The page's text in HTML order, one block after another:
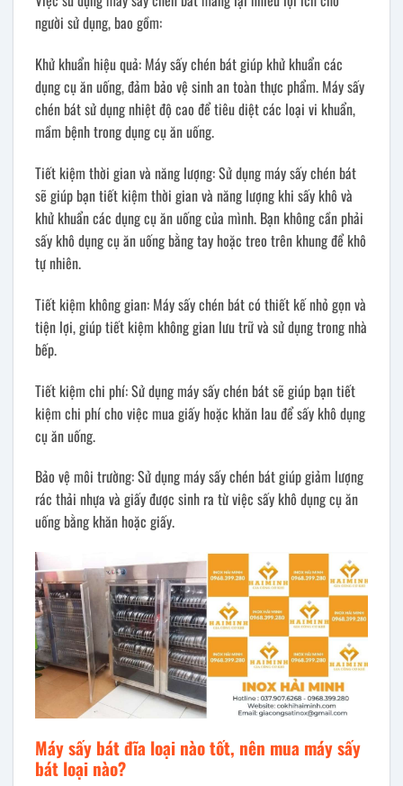
người sử dụng, bao gồm:
Khử khuẩn hiệu quả: Máy sấy chén bát giúp khử khuẩn các
dụng cụ ăn uống, đảm bảo vệ sinh an toàn thực phẩm. Máy sấy
chén bát sử dụng nhiệt độ cao để tiêu diệt các loại vi khuẩn,
mầm bệnh trong dụng cụ ăn uống.
Tiết kiệm thời gian và năng lượng: Sử dụng máy sấy chén bát
sẽ giúp bạn tiết kiệm thời gian và năng lượng khi sấy khô và
khử khuẩn các dụng cụ ăn uống của mình. Bạn không cần phải
sấy khô dụng cụ ăn uống bằng tay hoặc treo trên khung để khô
tự nhiên.
Tiết kiệm không gian: Máy sấy chén bát có thiết kế nhỏ gọn và
tiện lợi, giúp tiết kiệm không gian lưu trữ và sử dụng trong nhà
bếp.
Tiết kiệm chi phí: Sử dụng máy sấy chén bát sẽ giúp bạn tiết
kiệm chi phí cho việc mua giấy hoặc khăn lau để sấy khô dụng
cụ ăn uống.
Bảo vệ môi trường: Sử dụng máy sấy chén bát giúp giảm lượng
rác thải nhựa và giấy được sinh ra từ việc sấy khô dụng cụ ăn
uống bằng khăn hoặc giấy.
Máy sấy bát đĩa loại nào tốt, nên mua máy sấy
bát loại nào?